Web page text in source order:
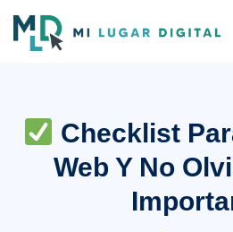
Checklist
Web Y No